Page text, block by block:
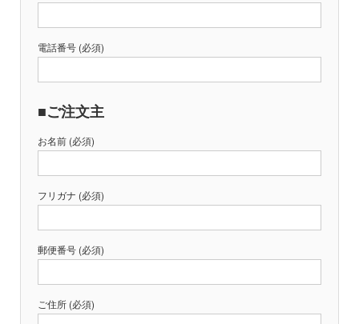
電話番号 (必須)
■ご注文主
お名前 (必須)
フリガナ (必須)
郵便番号 (必須)
ご住所 (必須)